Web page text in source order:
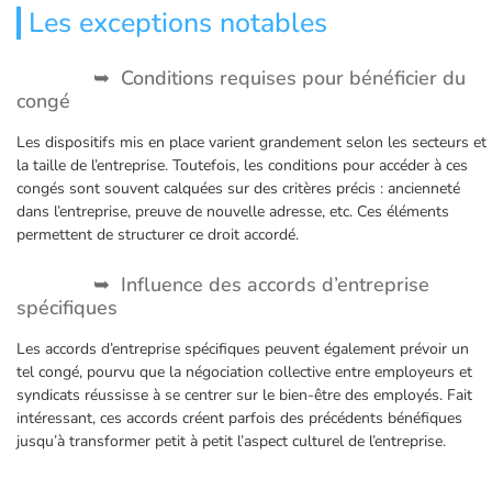
Les exceptions notables
Conditions requises pour bénéficier du
congé
Les dispositifs mis en place varient grandement selon les secteurs et
la taille de l’entreprise. Toutefois, les conditions pour accéder à ces
congés sont souvent calquées sur des critères précis : ancienneté
dans l’entreprise, preuve de nouvelle adresse, etc. Ces éléments
permettent de structurer ce droit accordé.
Influence des accords d’entreprise
spécifiques
Les accords d’entreprise spécifiques peuvent également prévoir un
tel congé, pourvu que la négociation collective entre employeurs et
syndicats réussisse à se centrer sur le bien-être des employés. Fait
intéressant, ces accords créent parfois des précédents bénéfiques
jusqu’à transformer petit à petit l’aspect culturel de l’entreprise.